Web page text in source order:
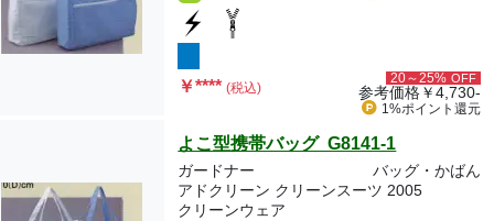
￥**** (税込)
20～25% OFF
参考価格￥4,730-
1%ポイント 還元
よこ型携帯バッグ G8141-1
ガードナー
バッグ・かばん
アドクリーン クリーンスーツ 2005
クリーンウェア